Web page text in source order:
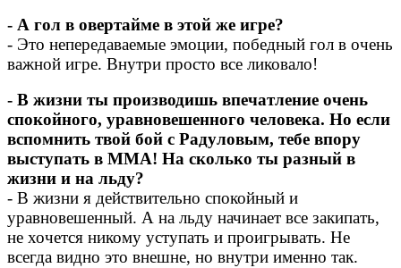
- А гол в овертайме в этой же игре?
- Это непередаваемые эмоции, победный гол в очень
важной игре. Внутри просто все ликовало!
- В жизни ты производишь впечатление очень
спокойного, уравновешенного человека. Но если
вспомнить твой бой с Радуловым, тебе впору
выступать в ММА! На сколько ты разный в
жизни и на льду?
- В жизни я действительно спокойный и
уравновешенный. А на льду начинает все закипать,
не хочется никому уступать и проигрывать. Не
всегда видно это внешне, но внутри именно так.